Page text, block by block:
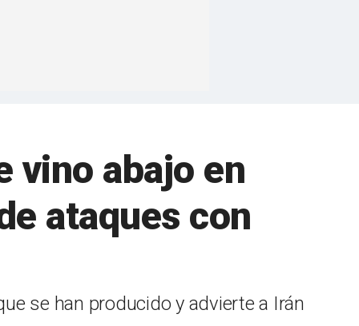
vino abajo en
ataques con
se han producido y advierte a Irán